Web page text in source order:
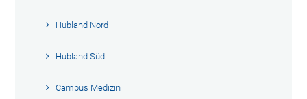
Hubland Nord
Hubland Süd
Campus Medizin